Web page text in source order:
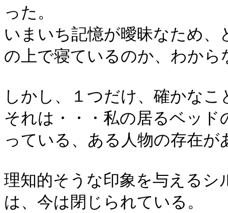
った。
いまいち記憶が曖昧なため
の上で寝ているのか、わから
しかし、１つだけ、確かなこ
それは・・・私の居るベッ
っている、ある人物の存在が
理知的そうな印象を与える
は、今は閉じられている。